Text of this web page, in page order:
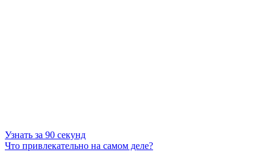
Узнать за 90 секунд
Что привлекательно на самом деле?